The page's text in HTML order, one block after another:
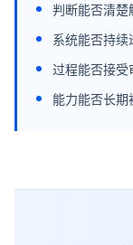
判断能否清楚
系统能否持续
过程能否接受
能力能否长期